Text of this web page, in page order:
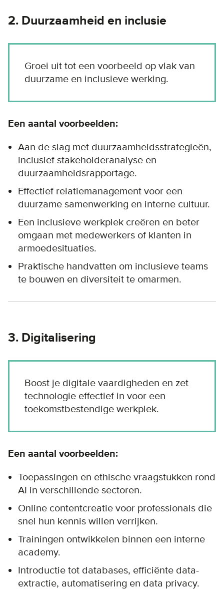
2. Duurzaamheid en inclusie
Groei uit tot een voorbeeld op vlak van
duurzame en inclusieve werking.
Een aantal voorbeelden:
Aan de slag met duurzaamheidsstrategieën,
inclusief stakeholderanalyse en
duurzaamheidsrapportage.
Effectief relatiemanagement voor een
duurzame samenwerking en interne cultuur.
Een inclusieve werkplek creëren en beter
omgaan met medewerkers of klanten in
armoedesituaties.
Praktische handvatten om inclusieve teams
te bouwen en diversiteit te omarmen.
3. Digitalisering
Boost je digitale vaardigheden en zet
technologie effectief in voor een
toekomstbestendige werkplek.
Een aantal voorbeelden:
Toepassingen en ethische vraagstukken rond
AI in verschillende sectoren.
Online contentcreatie voor professionals die
snel hun kennis willen verrijken.
Trainingen ontwikkelen binnen een interne
academy.
Introductie tot databases, efficiënte data-
extractie, automatisering en data privacy.